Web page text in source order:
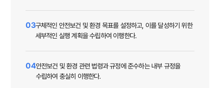
03구체적인 안전보건 및 환경 목표를 설정하고, 이를 달성하기 위한
세부적인 실행 계획을 수립하여 이행한다.
04안전보건 및 환경 관련 법령과 규정에 준수하는 내부 규정을
수립하여 충실히 이행한다.